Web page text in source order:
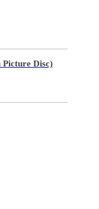
Disc)